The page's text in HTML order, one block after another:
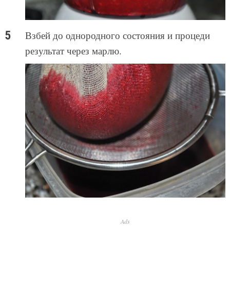
Взбей до однородного состояния и процеди
результат через марлю.
Ads